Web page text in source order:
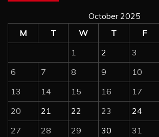
October 2025
M
T W T F
1
2 3
6
7 8 9 10
13
14 15 16 17
20
21 22 23 24
27
28 29 30 31